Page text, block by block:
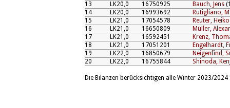
13
LK20,0 16750925 Bauch, Jens
14
LK20,0 16993692
Rutigliano,
15
LK21,0 17054578 Reuter, Heiko
16
LK21,0 16650809
Müller,
17
LK21,0 16592451
Krenz,
18
LK21,0 17051201
Engelhardt,
19
LK22,0 16850679
Neigenfind,
20
LK22,0 16755844 Shinoda,
Die Bilanzen berücksichtigen alle Winter 2023/